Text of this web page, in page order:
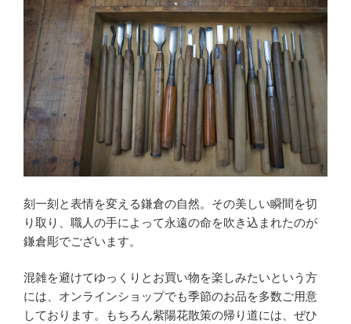
刻一刻と表情を変える鎌倉の自然。その美しい瞬間を切
り取り、職人の手によって永遠の命を吹き込まれたのが
鎌倉彫でございます。
混雑を避けてゆっくりとお買い物を楽しみたいという方
には、オンラインショップでも季節のお品を多数ご用意
しております。もちろん紫陽花散策の帰り道には、ぜひ